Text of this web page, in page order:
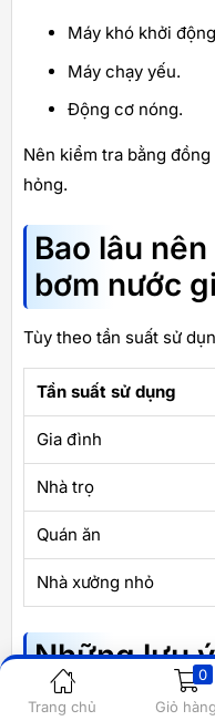
Trang chủ
0
Giỏ hàng
Máy khó khởi
Máy chạy yếu.
Động cơ nóng.
Nên kiểm tra bằng
hỏng.
Bao lâu
bơm nước
Tùy theo tần suất sử
Tần suất sử dụng
Gia đình
Nhà trọ
Quán ăn
Nhà xưởng nhỏ
Những lưu
máy bơm